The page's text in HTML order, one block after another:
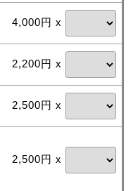
4,000円 x
2,200円 x
2,500円 x
2,500円 x